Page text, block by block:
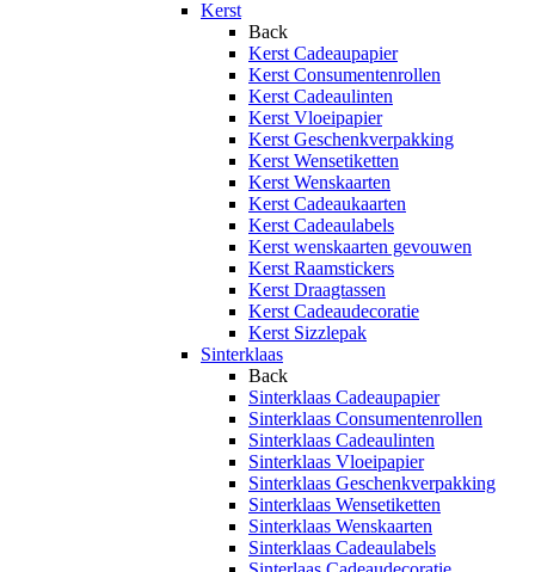
Kerst
Back
Kerst Cadeaupapier
Kerst Consumentenrollen
Kerst Cadeaulinten
Kerst Vloeipapier
Kerst Geschenkverpakking
Kerst Wensetiketten
Kerst Wenskaarten
Kerst Cadeaukaarten
Kerst Cadeaulabels
Kerst wenskaarten gevouwen
Kerst Raamstickers
Kerst Draagtassen
Kerst Cadeaudecoratie
Kerst Sizzlepak
Sinterklaas
Back
Sinterklaas Cadeaupapier
Sinterklaas Consumentenrollen
Sinterklaas Cadeaulinten
Sinterklaas Vloeipapier
Sinterklaas Geschenkverpakking
Sinterklaas Wensetiketten
Sinterklaas Wenskaarten
Sinterklaas Cadeaulabels